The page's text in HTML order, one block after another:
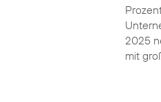
2025
mit